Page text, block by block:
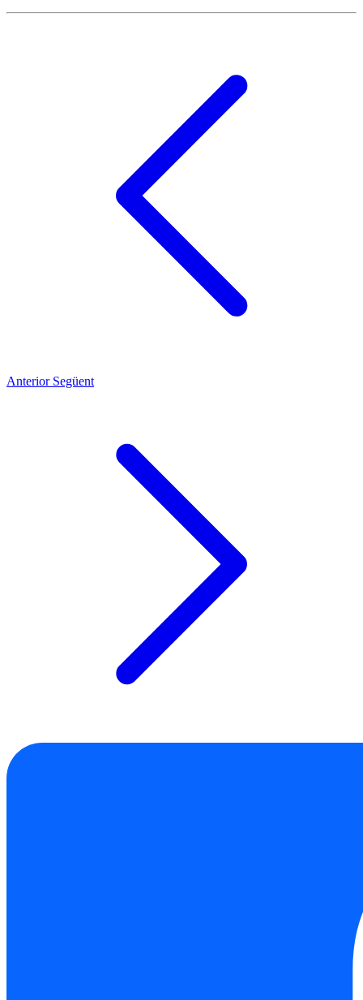
Anterior Següent